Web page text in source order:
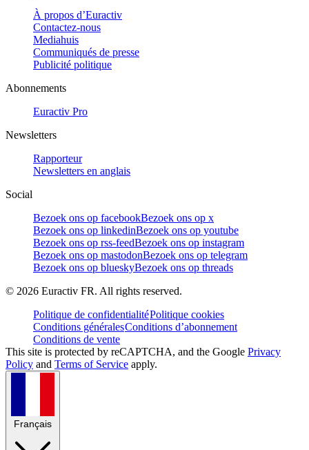
À propos d’Euractiv
Contactez-nous
Mediahuis
Communiqués de presse
Publicité politique
Abonnements
Euractiv Pro
Newsletters
Rapporteur
Newsletters en anglais
Social
Bezoek ons op facebookBezoek ons op x
Bezoek ons op linkedinBezoek ons op youtube
Bezoek ons op rss-feedBezoek ons op instagram
Bezoek ons op mastodonBezoek ons op telegram
Bezoek ons op blueskyBezoek ons op threads
© 2026 Euractiv FR. All rights reserved.
Politique de confidentialitéPolitique cookies
Conditions généralesConditions d’abonnement
Conditions de vente
This site is protected by reCAPTCHA, and the Google Privacy
Policy and Terms of Service apply.
Français